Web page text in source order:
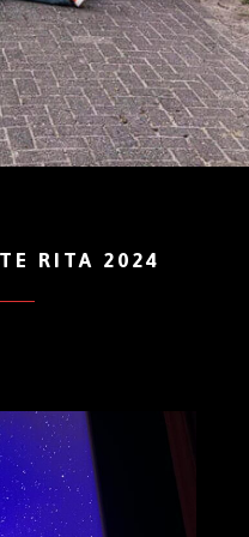
RITA 2024